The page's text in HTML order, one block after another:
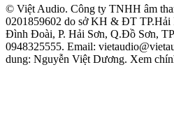
© Việt Audio. Công ty TNHH âm
0201859602 do sở KH & ĐT TP.Hải
Đình Đoài, P. Hải Sơn, Q.Đồ Sơn,
0948325555. Email:
dung: Nguyễn Việt Dương. Xem